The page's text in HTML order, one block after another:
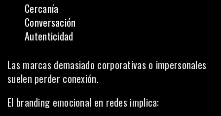
Cercanía
Conversación
Autenticidad
Las marcas demasiado corporativas o impersonales
suelen perder conexión.
El branding emocional en redes implica: